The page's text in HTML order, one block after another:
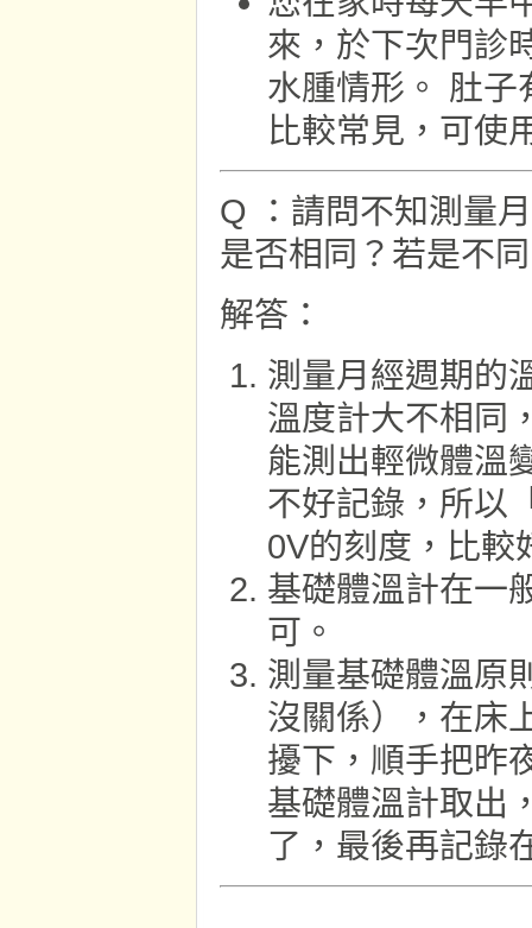
來，於下次門診
水腫情形。 肚子
比較常見，可使
Q ：請問不知測量
是否相同？若是不
解答：
測量月經週期的
溫度計大不相同
能測出輕微體溫
不好記錄，所以
0V的刻度，比較
基礎體溫計在一
可。
測量基礎體溫原
沒關係），在床
擾下，順手把昨
基礎體溫計取出
了，最後再記錄